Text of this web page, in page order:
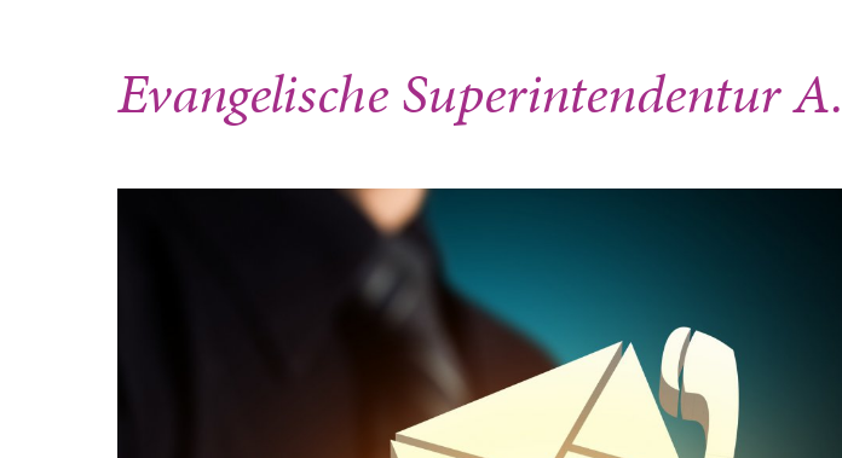
Evangelische Superintendentur